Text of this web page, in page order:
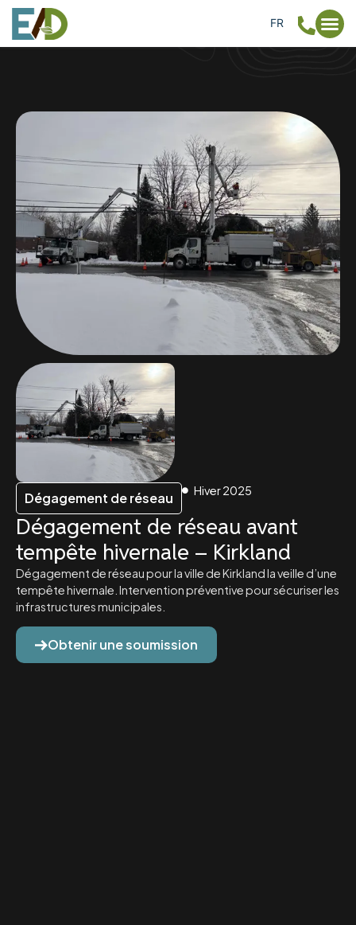
FR
EN
Dégagement de réseau Hiver 2025
Dégagement de réseau avant
tempête hivernale – Kirkland
Dégagement de réseau pour la ville de Kirkland la veille d’une
tempête hivernale. Intervention préventive pour sécuriser les
infrastructures municipales.
Obtenir une soumission